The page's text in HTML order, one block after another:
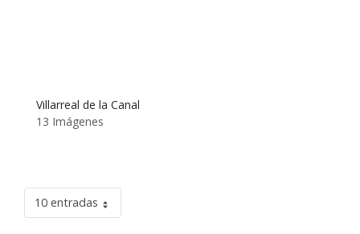
Villarreal de la Canal
13 Imágenes
10 entradas